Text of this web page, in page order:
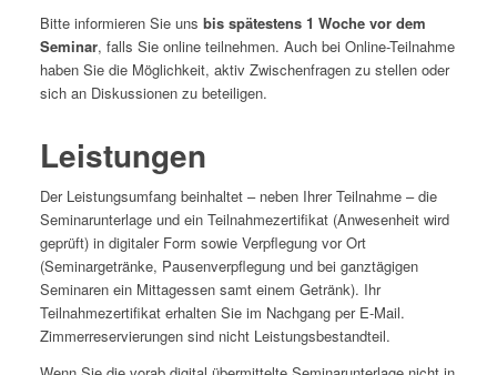
Bitte informieren Sie uns bis spätestens 1 Woche vor dem
Seminar, falls Sie online teilnehmen. Auch bei Online-Teilnahme
haben Sie die Möglichkeit, aktiv Zwischenfragen zu stellen oder
sich an Diskussionen zu beteiligen.
Leistungen
Der Leistungsumfang beinhaltet – neben Ihrer Teilnahme – die
Seminarunterlage und ein Teilnahmezertifikat (Anwesenheit wird
geprüft) in digitaler Form sowie Verpflegung vor Ort
(Seminargetränke, Pausenverpflegung und bei ganztägigen
Seminaren ein Mittagessen samt einem Getränk). Ihr
Teilnahmezertifikat erhalten Sie im Nachgang per E-Mail.
Zimmerreservierungen sind nicht Leistungsbestandteil.